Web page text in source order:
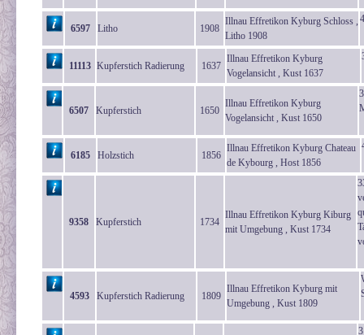
6597 Litho 1908
Illnau Effretikon Kyburg Schloss ,
Litho 1908
11113 Kupferstich Radierung 1637
Illnau Effretikon Kyburg
Vogelansicht , Kust 1637
6507 Kupferstich 1650
Illnau Effretikon Kyburg
Vogelansicht , Kust 1650
6185 Holzstich 1856
Illnau Effretikon Kyburg Chateau
de Kybourg , Host 1856
9358 Kupferstich 1734
Illnau Effretikon Kyburg Kiburg
mit Umgebung , Kust 1734
4593 Kupferstich Radierung 1809
Illnau Effretikon Kyburg mit
Umgebung , Kust 1809